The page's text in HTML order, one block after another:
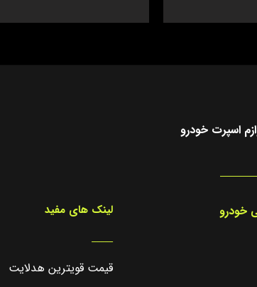
اسپرت خودرو
خودرو
لینک های مفید
_____
قیمت قویترین هدلایت